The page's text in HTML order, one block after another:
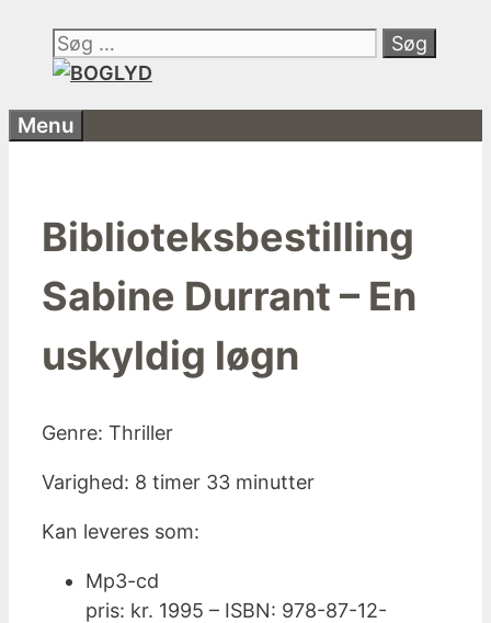
indhold
Søg
efter:
Menu
Biblioteksbestilling
Sabine Durrant – En
uskyldig løgn
Genre: Thriller
Varighed: 8 timer 33 minutter
Kan leveres som:
Mp3-cd
pris: kr. 1995 – ISBN: 978-87-12-